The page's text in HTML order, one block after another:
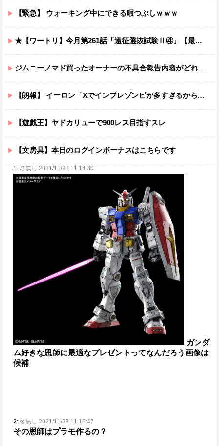
【緊急】 ウォーキング中にできる暇つぶしｗｗｗ
★【ワートリ】今月第261話「遠征選抜試験Ⅱ④」【最新話コメント用】
ジムニーノマド買ったオーナーの不具合報告内容がどれも独特すぎる模様…
【朗報】 イーロン「Xでインプレゾンビが多すぎるから収益分配プログラムやめるわ」
【遊戯王】ヤドカリューで900レス目指すスレ
【文房具】本日のログインボーナスはこちらです
1: 名無し 2021/11/23 11:14:30
ガンダ
ム好きな恩師に最適なプレゼントってなんだろう画像は
候補
2: 名無し 2021/11/23 11:15:47
その恩師はプラモ作るの？